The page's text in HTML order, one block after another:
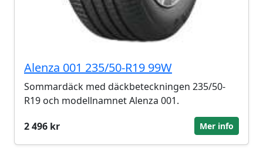
Alenza 001 235/50-R19 99W
Sommardäck med däckbeteckningen 235/50-
R19 och modellnamnet Alenza 001.
2 496 kr
Mer info